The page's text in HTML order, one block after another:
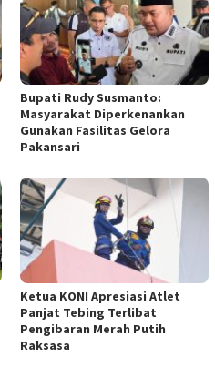
Bupati Rudy Susmanto:
Masyarakat Diperkenankan
Gunakan Fasilitas Gelora
Pakansari
Ketua KONI Apresiasi Atlet
Panjat Tebing Terlibat
Pengibaran Merah Putih
Raksasa